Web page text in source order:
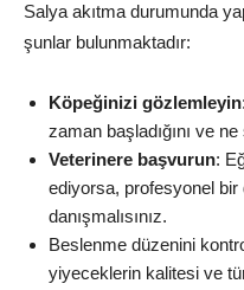
Salya akıtma durumunda
şunlar bulunmaktadır:
Köpeğinizi gözlemleyin
zaman başladığını ve
Veterinere başvurun:
ediyorsa, profesyonel
danışmalısınız.
Beslenme düzenini
yiyeceklerin kalitesi ve